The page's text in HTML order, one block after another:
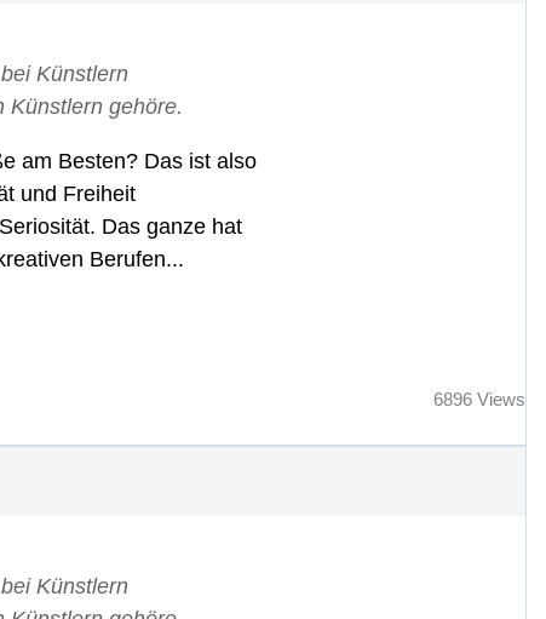
Künstlern
Künstlern gehöre.
am Besten? Das ist also
und Freiheit
Das ganze hat
Berufen...
6896 Views
Künstlern